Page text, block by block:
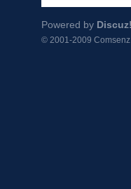
Powered by Discuz!
© 2001-2009 Comsenz